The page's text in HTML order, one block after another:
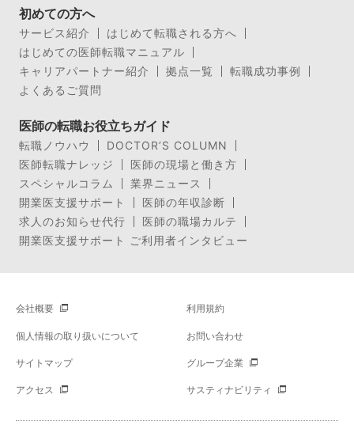
初めての方へ
サービス紹介
はじめて転職される方へ
はじめての医師転職マニュアル
キャリアパートナー紹介
拠点一覧
転職成功事例
よくあるご質問
医師の転職お役立ちガイド
転職ノウハウ
DOCTOR’S COLUMN
医師転職ナレッジ
医師の現場と働き方
スペシャルコラム
業界ニュース
開業医支援サポート
医師の年収診断
求人のお知らせ代行
医師の職場カルテ
開業医支援サポート ご利用者インタビュー
会社概要 利用規約
個人情報の取り扱いについて お問い合わせ
サイトマップ グループ企業
アクセス サスティナビリティ